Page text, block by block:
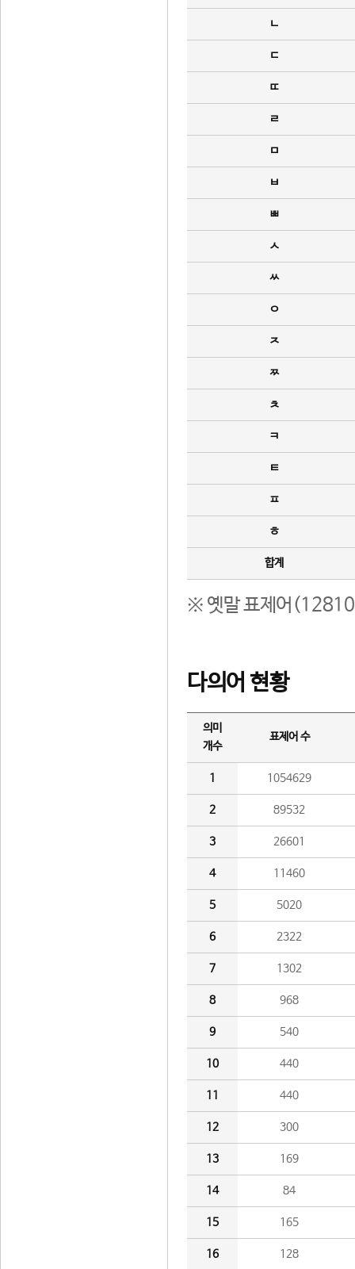
ㄴ
ㄷ
ㄸ
ㄹ
ㅁ
ㅂ
ㅃ
ㅅ
ㅆ
ㅇ
ㅈ
ㅉ
ㅊ
ㅋ
ㅌ
ㅍ
ㅎ
합계
※ 옛말 표제어(12810
다의어 현황
의미
개수
표제어 수
1 1054629
2 89532
3 26601
4 11460
5 5020
6 2322
7 1302
8 968
9 540
10 440
11 440
12 300
13 169
14 84
15 165
16 128